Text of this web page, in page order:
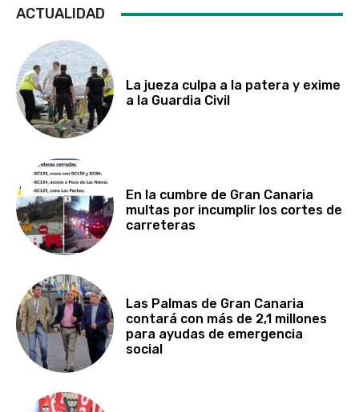
ACTUALIDAD
La jueza culpa a la patera y exime
a la Guardia Civil
En la cumbre de Gran Canaria
multas por incumplir los cortes de
carreteras
Las Palmas de Gran Canaria
contará con más de 2,1 millones
para ayudas de emergencia
social